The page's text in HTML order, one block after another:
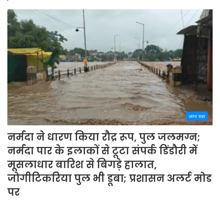
अपना शहर
नर्मदा ने धारण किया रौद्र रूप, पुल जलमग्न;
नर्मदा पार के इलाकों से टूटा संपर्क डिंडौरी में
मूसलाधार बारिश से बिगड़े हालात,
जोगीटिकरिया पुल भी डूबा; प्रशासन अलर्ट मोड
पर